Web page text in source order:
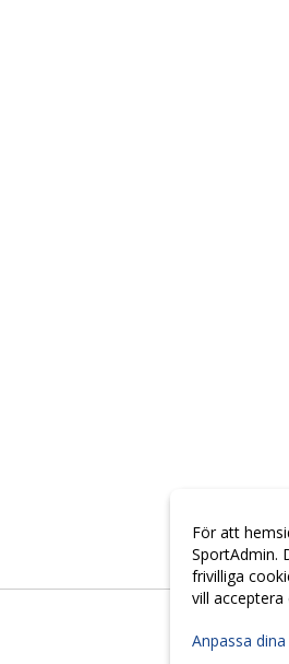
För att
SportAdmin.
frivilliga
vill acceptera
Anpassa dina